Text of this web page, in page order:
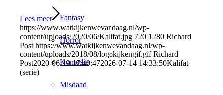
Fantasy
Horror
Komedie
Misdaad
Lees meer
https://www.watkijkenwevandaag.nl/wp-
content/uploads/2020/06/Kalifat.jpg 720 1280 Richard
Post https://www.watkijkenwevandaag.nl/wp-
content/uploads/2018/08/logokijkengif.gif Richard
Post2020-06-19 17:40:472026-07-14 14:33:50Kalifat
(serie)